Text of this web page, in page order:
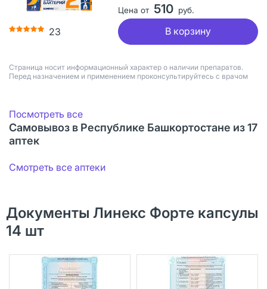
23
Цена от 510 руб.
В корзину
Страница носит информационный характер о наличии препаратов.
Перед назначением и применением проконсультируйтесь с врачом
Посмотреть все
Самовывоз в Республике Башкортостане из 17
аптек
Смотреть все аптеки
Документы Линекс Форте капсулы
14 шт